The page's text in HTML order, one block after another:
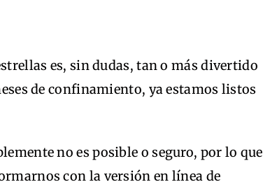
es, sin dudas, tan o más divertido
de confinamiento, ya estamos listos
no es posible o seguro, por lo que
con la versión en línea de